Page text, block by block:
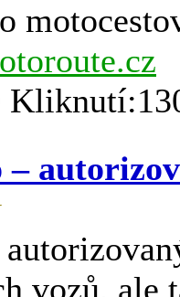
vozů, ale